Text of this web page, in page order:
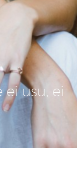
ei usu, ei